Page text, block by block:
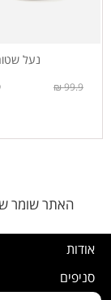
נעל
99.9 ₪
האתר שומר
אודות
סניפים